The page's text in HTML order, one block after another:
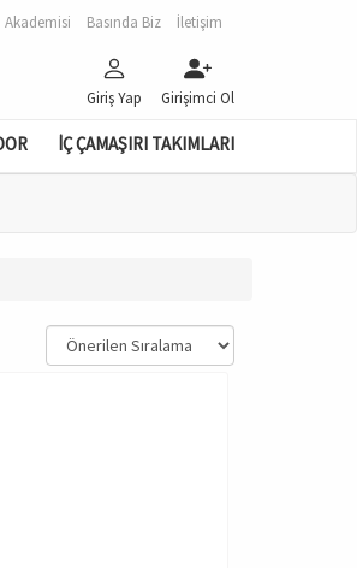
Basında Biz İletişim
Giriş Yap Girişimci Ol
İÇ ÇAMAŞIRI TAKIMLARI